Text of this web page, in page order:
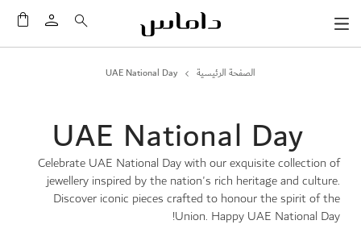
الصفحة الرئيسية UAE National Day
UAE National Day
Celebrate UAE National Day with our exquisite collection of
jewellery inspired by the nation's rich heritage and culture.
Discover iconic pieces crafted to honour the spirit of the
Union. Happy UAE National Day!